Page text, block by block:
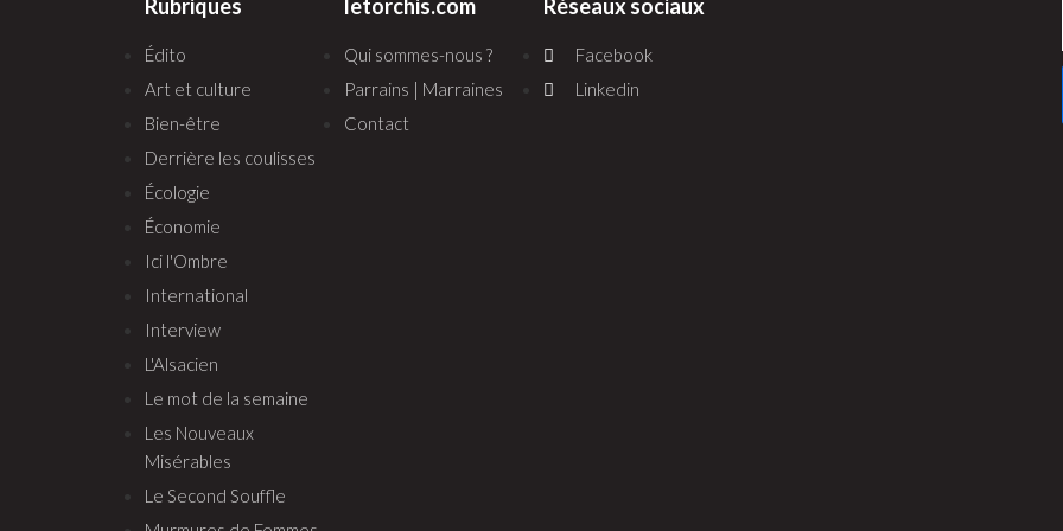
Rubriques
Édito
Art et culture
Bien-être
Derrière les coulisses
Écologie
Économie
Ici l'Ombre
International
Interview
L'Alsacien
Le mot de la semaine
Les Nouveaux
Misérables
Le Second Souffle
letorchis.com
Qui sommes-nous ?
Parrains | Marraines
Contact
Réseaux sociaux
Facebook
Linkedin